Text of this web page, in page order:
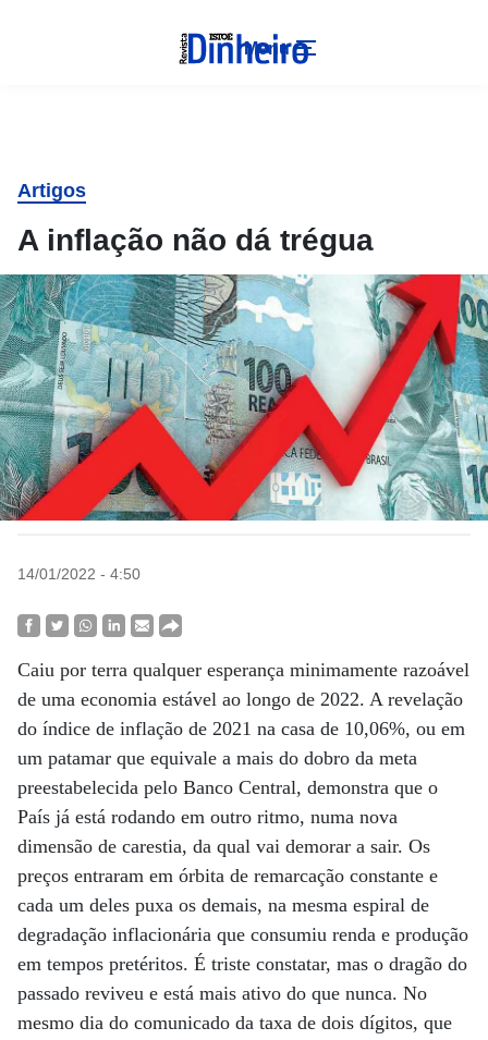
Menu
Artigos
A inflação não dá trégua
14/01/2022 - 4:50
Caiu por terra qualquer esperança minimamente razoável
de uma economia estável ao longo de 2022. A revelação
do índice de inflação de 2021 na casa de 10,06%, ou em
um patamar que equivale a mais do dobro da meta
preestabelecida pelo Banco Central, demonstra que o
País já está rodando em outro ritmo, numa nova
dimensão de carestia, da qual vai demorar a sair. Os
preços entraram em órbita de remarcação constante e
cada um deles puxa os demais, na mesma espiral de
degradação inflacionária que consumiu renda e produção
em tempos pretéritos. É triste constatar, mas o dragão do
passado reviveu e está mais ativo do que nunca. No
mesmo dia do comunicado da taxa de dois dígitos, que